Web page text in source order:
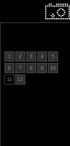
1 2 3 4 5
6 7 8 9 10
11 12